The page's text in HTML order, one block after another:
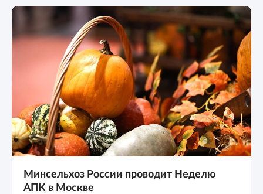
Минсельхоз России проводит Неделю
АПК в Москве